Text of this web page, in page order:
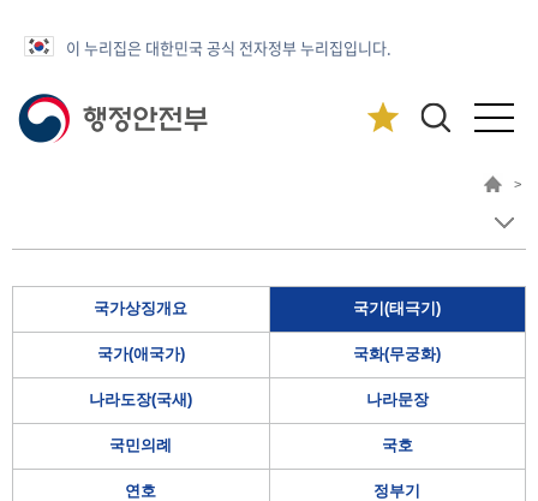
이 누리집은 대한민국 공식 전자정부 누리집입니다.
>
국가상징개요 국기(태극기)
국가(애국가) 국화(무궁화)
나라도장(국새) 나라문장
국민의례 국호
연호 정부기